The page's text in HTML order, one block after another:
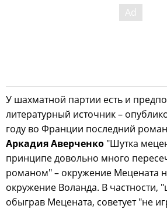
У шахматной партии есть и
литературный источник –
году во Франции последний
Аркадия Аверченко "Шутка
принципе довольно много
романом" – окружение Мецената
окружение Воланда. В частности,
обыграв Мецената, советует "не